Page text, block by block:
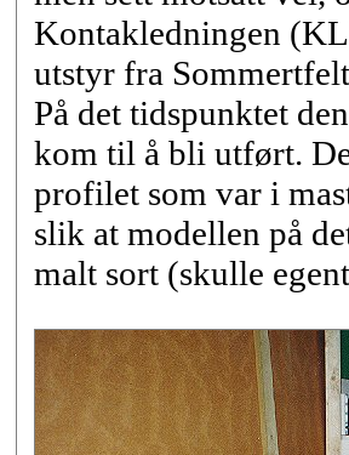
Kontakledningen
utstyr fra
På det tidspunktet
kom til å bli utført.
profilet som var i
slik at modellen på
malt sort (skulle